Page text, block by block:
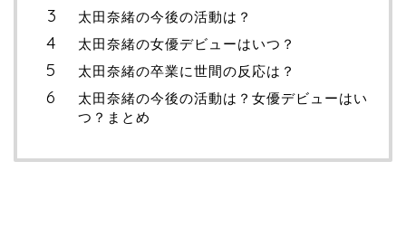
太田奈緒の今後の活動は？
太田奈緒の女優デビューはいつ？
太田奈緒の卒業に世間の反応は？
太田奈緒の今後の活動は？女優デビューはい
つ？まとめ